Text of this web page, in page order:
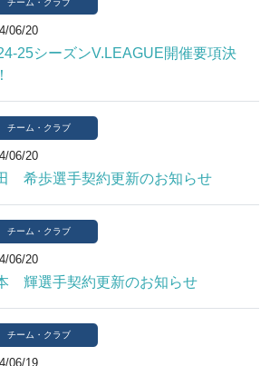
チーム・クラブ
06/20
25シーズンV.LEAGUE開催要項決
チーム・クラブ
06/20
希歩選手契約更新のお知らせ
チーム・クラブ
06/20
輝選手契約更新のお知らせ
チーム・クラブ
06/19